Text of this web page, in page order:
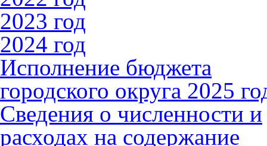
2023 год
2024 год
Исполнение бюджета
городского округа 2025
Сведения о численности и
расходах на содержание